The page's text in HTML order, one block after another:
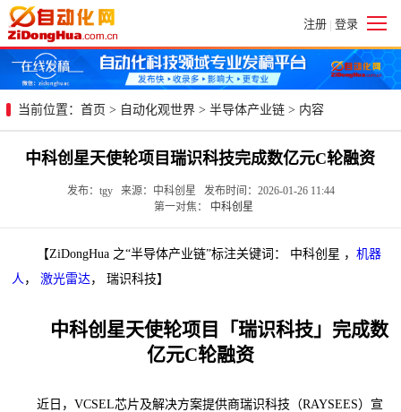
注册 | 登录
当前位置： 首页 > 自动化观世界 > 半导体产业链 > 内容
中科创星天使轮项目瑞识科技完成数亿元C轮融资
发布：tgy 来源：中科创星 发布时间：2026-01-26 11:44
第一对焦：
中科创星
【ZiDongHua 之“半导体产业链”标注关键词： 中科创星 ，机器
人 ，激光雷达， 瑞识科技】
中科创星天使轮项目「瑞识科技」完成数
亿元C轮融资
近日，VCSEL芯片及解决方案提供商瑞识科技（RAYSEES）宣